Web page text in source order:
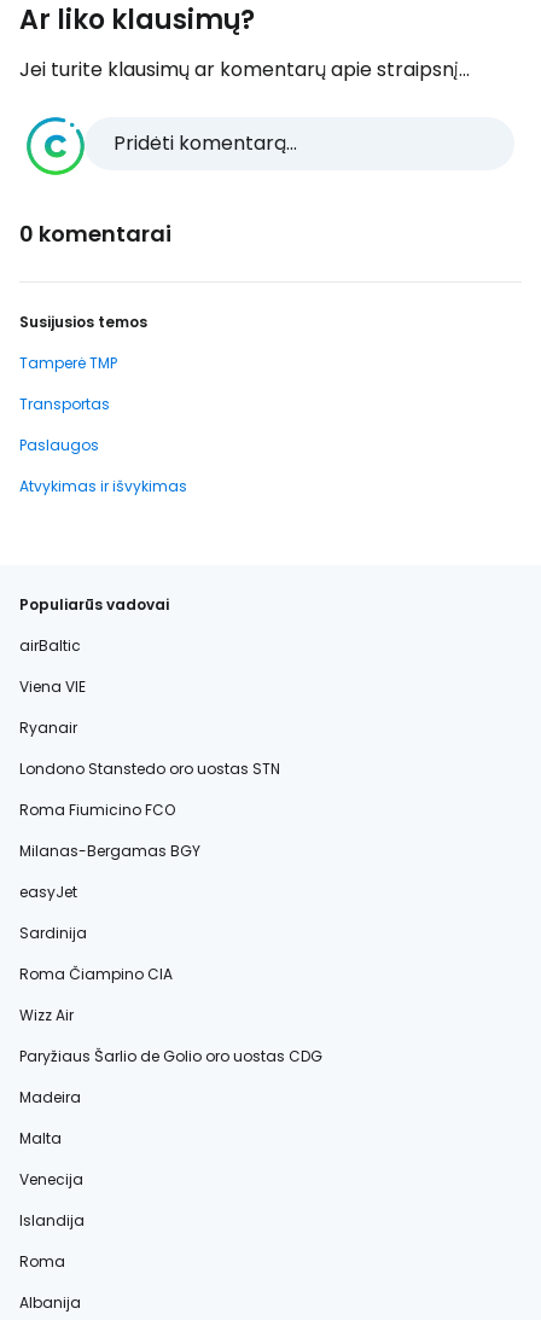
Ar liko klausimų?
Jei turite klausimų ar komentarų apie straipsnį...
Pridėti komentarą...
0 komentarai
Susijusios temos
Tamperė TMP
Transportas
Paslaugos
Atvykimas ir išvykimas
Populiarūs vadovai
airBaltic
Viena VIE
Ryanair
Londono Stanstedo oro uostas STN
Roma Fiumicino FCO
Milanas-Bergamas BGY
easyJet
Sardinija
Roma Čiampino CIA
Wizz Air
Paryžiaus Šarlio de Golio oro uostas CDG
Madeira
Malta
Venecija
Islandija
Roma
Albanija